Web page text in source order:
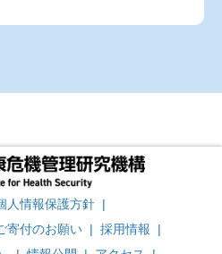
人情報保護方針 |
寄付のお願い | 採用情報
|